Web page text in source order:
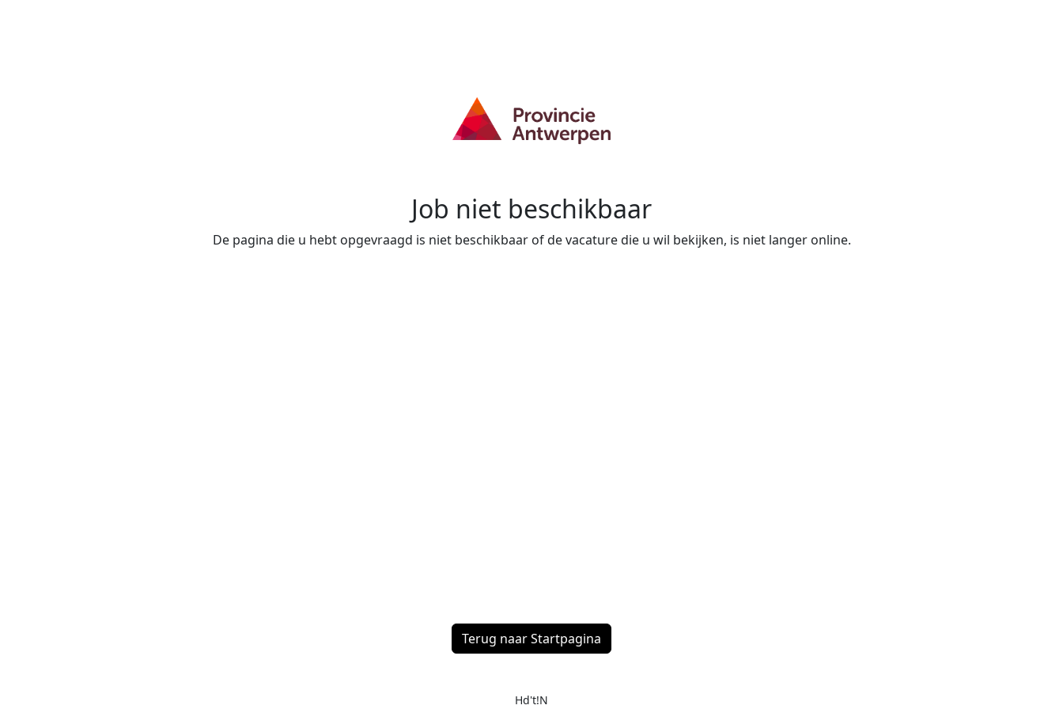
Job niet beschikbaar
De pagina die u hebt opgevraagd is niet beschikbaar of de vacature die u wil bekijken, is niet langer online.
Terug naar Startpagina
Hd't!N